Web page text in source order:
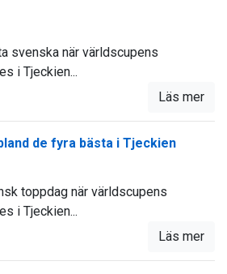
svenska när världscupens
i Tjeckien...
Läs mer
de fyra bästa i Tjeckien
toppdag när världscupens
i Tjeckien...
Läs mer